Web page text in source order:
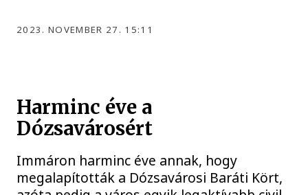
2023. NOVEMBER 27. 15:11
Harminc éve a
Dózsavárosért
Immáron harminc éve annak, hogy
megalapították a Dózsavárosi Baráti Kört,